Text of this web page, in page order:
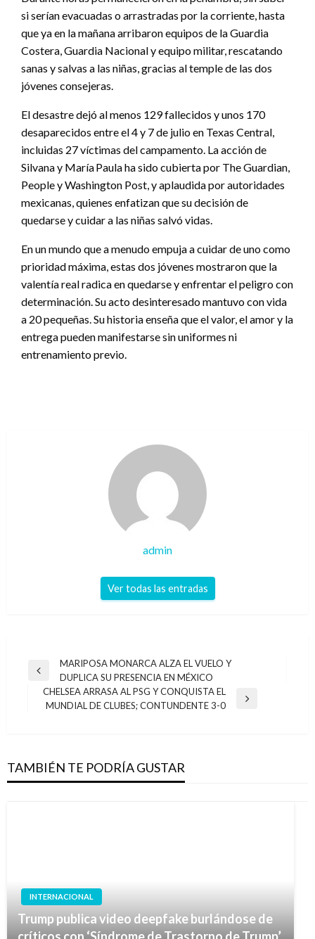
si serían evacuadas o arrastradas por la corriente, hasta
que ya en la mañana arribaron equipos de la Guardia
Costera, Guardia Nacional y equipo militar, rescatando
sanas y salvas a las niñas, gracias al temple de las dos
jóvenes consejeras.
El desastre dejó al menos 129 fallecidos y unos 170
desaparecidos entre el 4 y 7 de julio en Texas Central,
incluidas 27 víctimas del campamento. La acción de
Silvana y María Paula ha sido cubierta por The Guardian,
People y Washington Post, y aplaudida por autoridades
mexicanas, quienes enfatizan que su decisión de
quedarse y cuidar a las niñas salvó vidas.
En un mundo que a menudo empuja a cuidar de uno como
prioridad máxima, estas dos jóvenes mostraron que la
valentía real radica en quedarse y enfrentar el peligro con
determinación. Su acto desinteresado mantuvo con vida
a 20 pequeñas. Su historia enseña que el valor, el amor y la
entrega pueden manifestarse sin uniformes ni
entrenamiento previo.
admin
Ver todas las entradas
Navegación
entradas
Entrada
anterior
MARIPOSA MONARCA ALZA EL VUELO Y
DUPLICA SU PRESENCIA EN MÉXICO
Entrada
CHELSEA ARRASA AL PSG Y CONQUISTA EL
MUNDIAL DE CLUBES; CONTUNDENTE 3-0
TAMBIÉN TE PODRÍA GUSTAR
INTERNACIONAL
Trump publica video deepfake burlándose de